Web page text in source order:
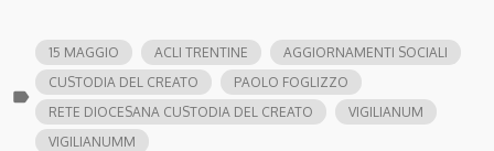
label
15 MAGGIO ACLI TRENTINE
AGGIORNAMENTI SOCIALI
CUSTODIA DEL CREATO
PAOLO FOGLIZZO
RETE DIOCESANA CUSTODIA DEL CREATO
VIGILIANUM
VIGILIANUMM